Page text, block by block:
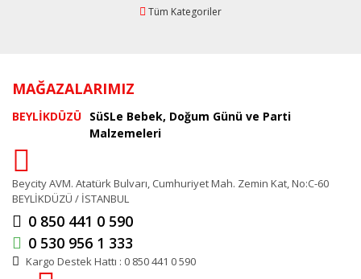
Tüm Kategoriler
MAĞAZALARIMIZ
BEYLİKDÜZÜ SüSLe Bebek, Doğum Günü ve Parti
Malzemeleri
Beycity AVM. Atatürk Bulvarı, Cumhuriyet Mah. Zemin Kat, No:C-60
BEYLİKDÜZÜ / İSTANBUL
0 850 441 0 590
0 530 956 1 333
Kargo Destek Hattı : 0 850 441 0 590